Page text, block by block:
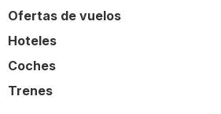
Ofertas de vuelos
Hoteles
Coches
Trenes